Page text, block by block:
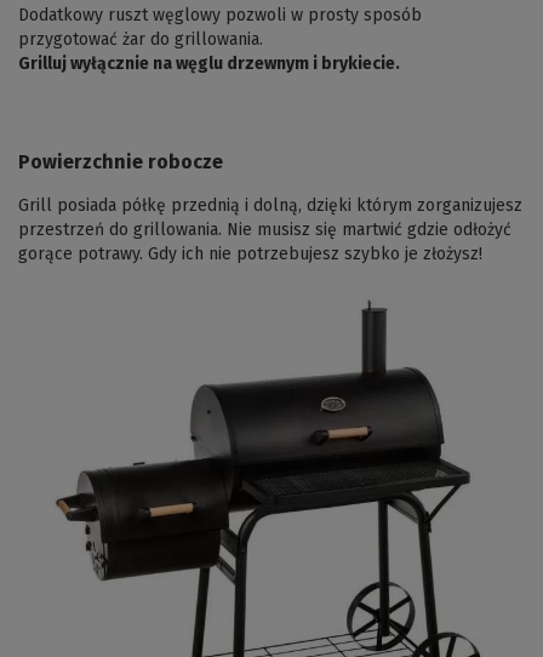
Dodatkowy ruszt węglowy pozwoli w prosty sposób
przygotować żar do grillowania.
Grilluj wyłącznie na węglu drzewnym i brykiecie.
Powierzchnie robocze
Grill posiada półkę przednią i dolną, dzięki którym zorganizujesz
przestrzeń do grillowania. Nie musisz się martwić gdzie odłożyć
gorące potrawy. Gdy ich nie potrzebujesz szybko je złożysz!